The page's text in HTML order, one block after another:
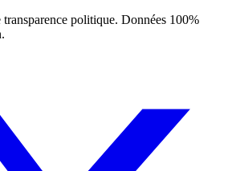
politique. Données 100%